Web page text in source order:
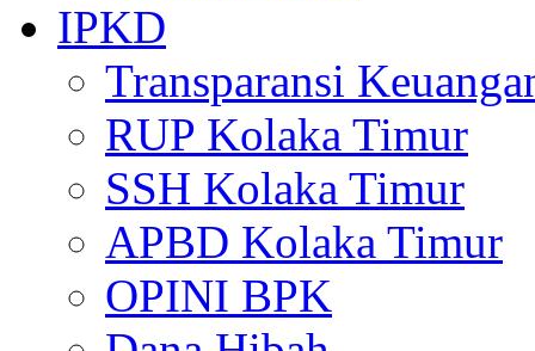
IPKD
Transparansi
RUP Kolaka Timur
SSH Kolaka Timur
APBD Kolaka Timur
OPINI BPK